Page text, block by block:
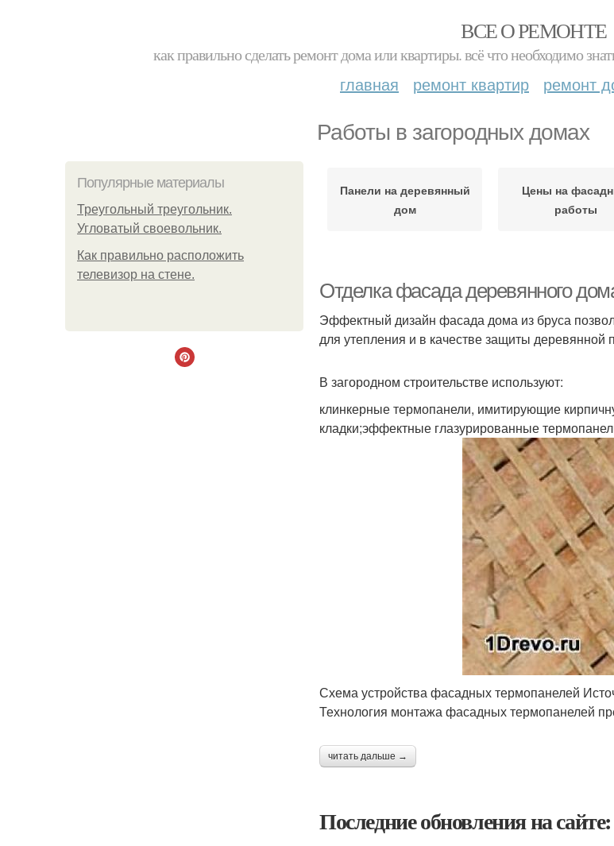
ВСЕ О РЕМОНТЕ
как правильно сделать ремонт дома или квартиры. всё что необходимо
главная ремонт квартир ремонт
Работы в загородных домах
Популярные материалы
Треугольный треугольник.
Угловатый своевольник.
Как правильно расположить
телевизор на стене.
Панели на деревянный
дом
Цены на
работы
Отделка фасада деревянного
Эффектный дизайн фасада дома из бруса
для утепления и в качестве защиты
В загородном строительстве используют:
клинкерные термопанели, имитирующие
кладки;эффектные глазурированные
Схема устройства фасадных термопанелей
Технология монтажа фасадных термопанелей
читать дальше →
Последние обновления на сайте: